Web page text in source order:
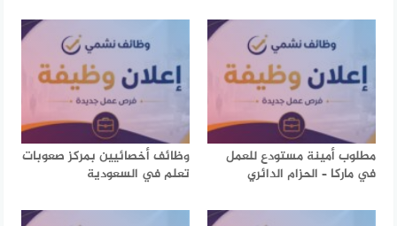
مطلوب أمينة مستودع للعمل
في ماركا – الحزام الدائري
وظائف أخصائيين بمركز صعوبات
تعلم في السعودية